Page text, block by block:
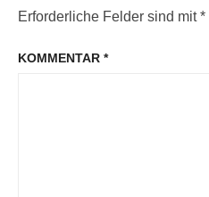
Erforderliche Felder sind mit*
KOMMENTAR *